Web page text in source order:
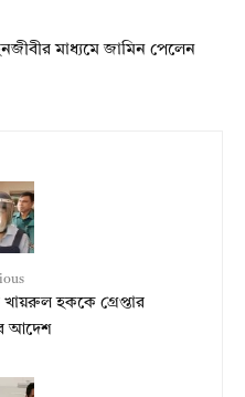
মাধ্যমে জামিন পেলেন
খায়রুল হককে গ্রেপ্তার
আদেশ